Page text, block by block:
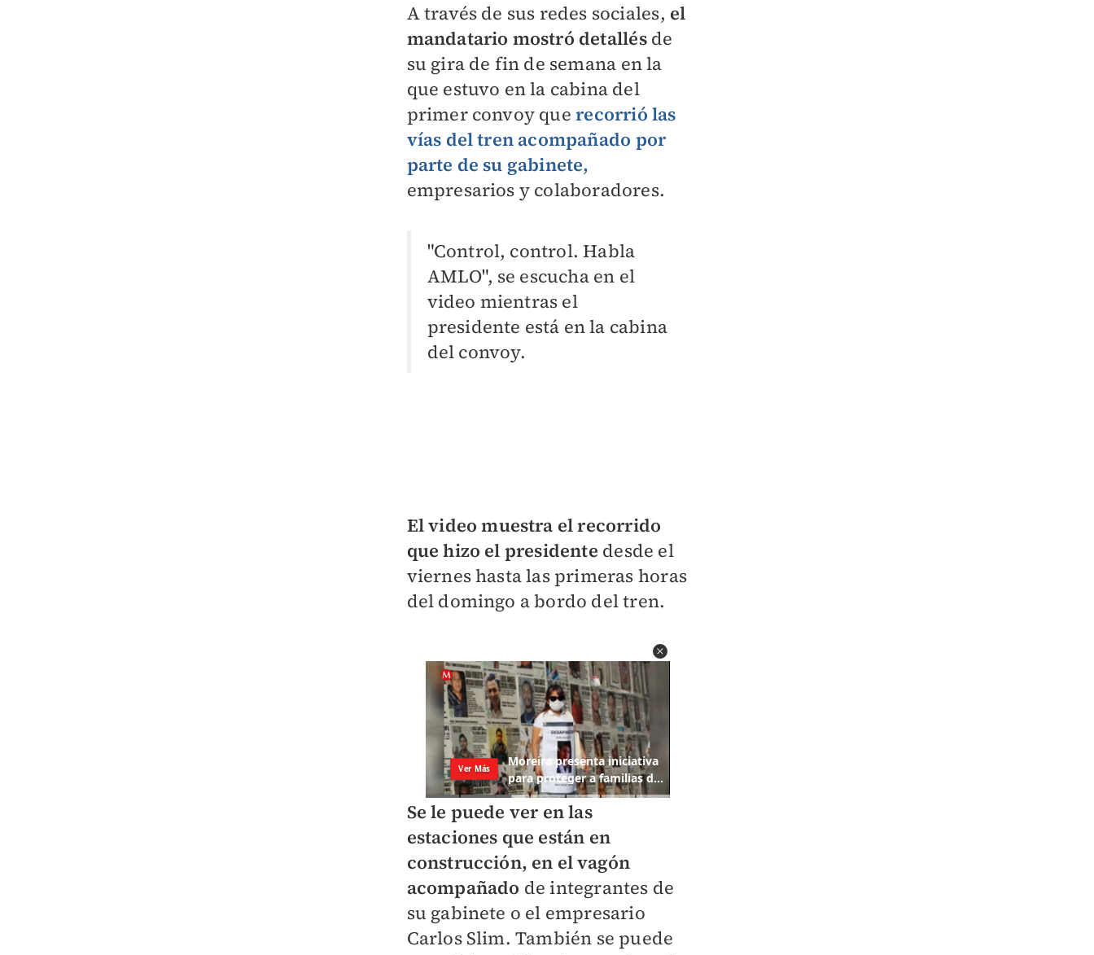
A través de sus redes sociales, el
mandatario mostró detallés de
su gira de fin de semana en la
que estuvo en la cabina del
primer convoy querecorrió las
vías del tren acompañado por
parte de su gabinete,
empresarios y colaboradores.
"Control, control. Habla
AMLO", se escucha en el
video mientras el
presidente está en la cabina
del convoy.
El video muestra el recorrido
que hizo el presidente desde el
viernes hasta las primeras horas
del domingo a bordo del tren.
Se le puede ver en las
estaciones que están en
construcción, en el vagón
acompañado de integrantes de
su gabinete o el empresario
Carlos Slim. También se puede